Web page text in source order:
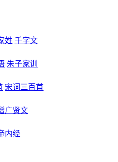
姓 千字文
朱子家训
宋词三百首
广贤文
内经